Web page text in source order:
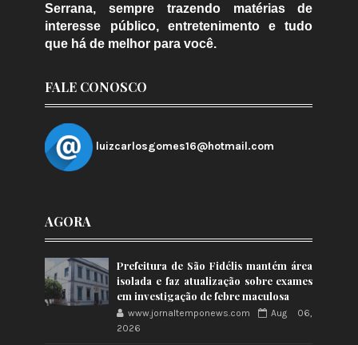
Serrana, sempre trazendo matérias de
interesse público, entretenimento e tudo
que há de melhor para você.
FALE CONOSCO
luizcarlosgomes16@hotmail.com
AGORA
Prefeitura de São Fidélis mantém área
isolada e faz atualização sobre exames
em investigação de febre maculosa
www.jornaltemponews.com
Aug 06,
2026